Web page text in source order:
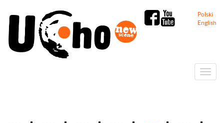
Polski
English
Menu